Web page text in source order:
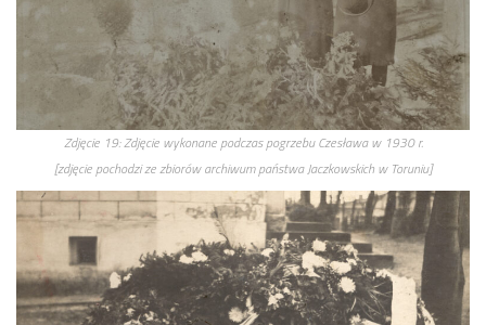
Zdjęcie 19:Zdjęcie wykonane podczas pogrzebu Czesława w 1930 r.
[zdjęcie pochodzi ze zbiorów archiwum państwa Jaczkowskich w Toruniu]